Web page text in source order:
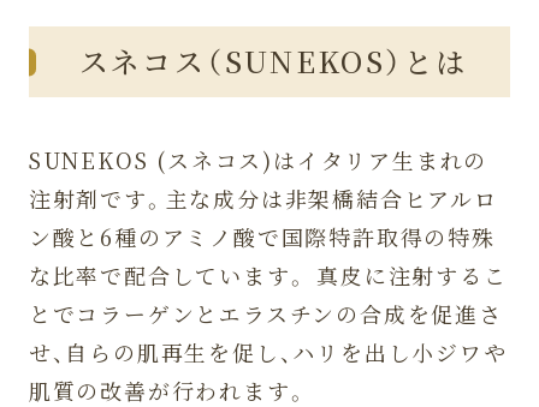
スネコス（SUNEKOS）とは
SUNEKOS (スネコス)はイタリア生まれの
注射剤です。主な成分は非架橋結合ヒアルロ
ン酸と6種のアミノ酸で国際特許取得の特殊
な比率で配合しています。 真皮に注射するこ
とでコラーゲンとエラスチンの合成を促進さ
せ、自らの肌再生を促し、ハリを出し小ジワや
肌質の改善が行われます。